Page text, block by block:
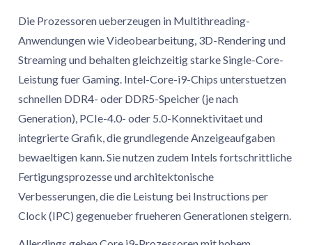
Die Prozessoren ueberzeugen in Multithreading-
Anwendungen wie Videobearbeitung, 3D-Rendering und
Streaming und behalten gleichzeitig starke Single-Core-
Leistung fuer Gaming. Intel-Core-i9-Chips unterstuetzen
schnellen DDR4- oder DDR5-Speicher (je nach
Generation), PCIe-4.0- oder 5.0-Konnektivitaet und
integrierte Grafik, die grundlegende Anzeigeaufgaben
bewaeltigen kann. Sie nutzen zudem Intels fortschrittliche
Fertigungsprozesse und architektonische
Verbesserungen, die die Leistung bei Instructions per
Clock (IPC) gegenueber frueheren Generationen steigern.